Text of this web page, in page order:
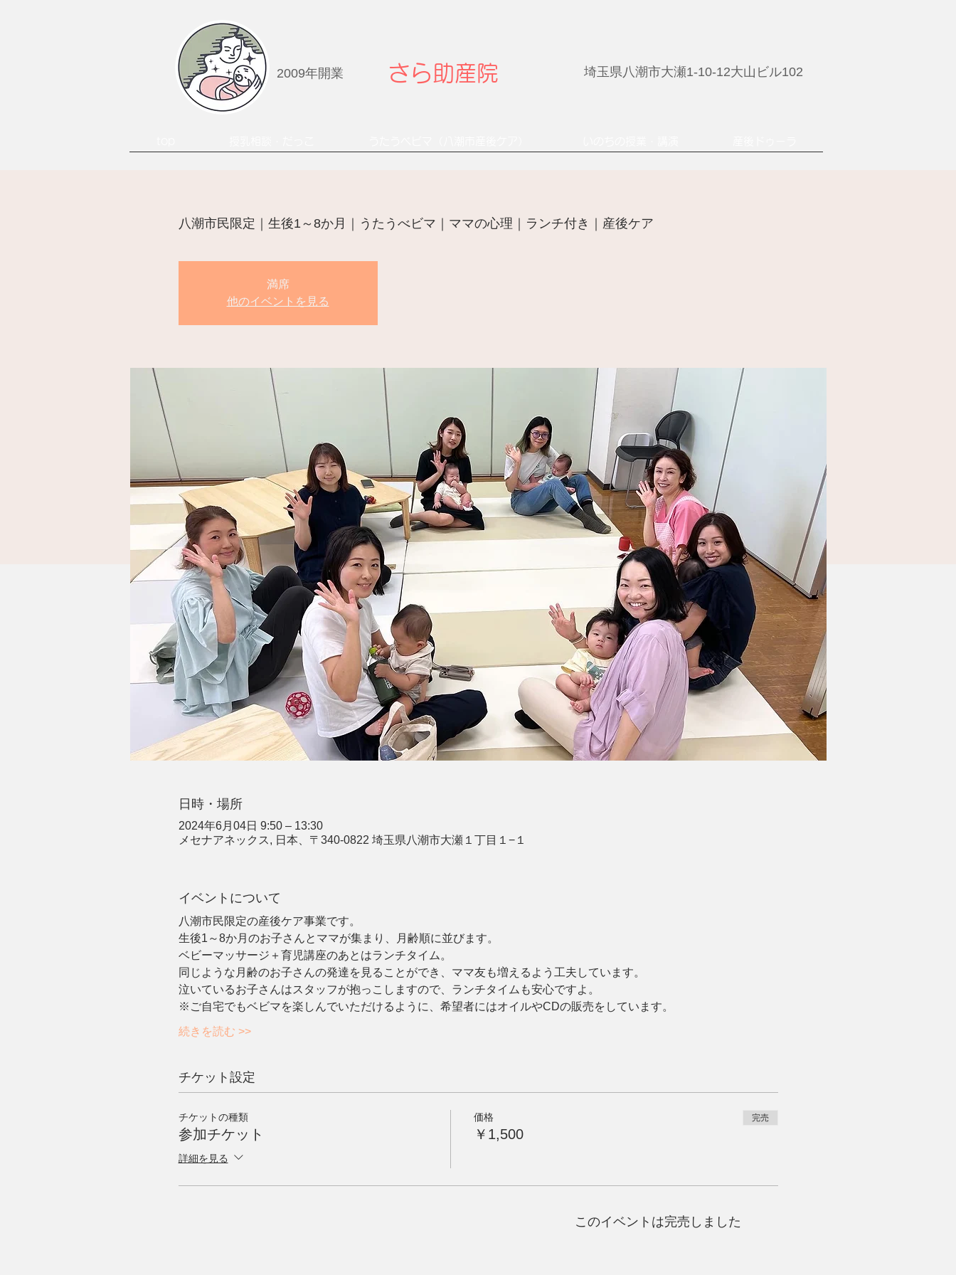
2009年開業 さら助産院 埼玉県八潮市大瀬1-10-12大山ビル102
八潮市民限定｜生後1～8か月｜うたうべビマ｜ママの心理｜ランチ付き｜産後ケア
満席
他のイベントを見る
日時・場所
2024年6月04日 9:50 – 13:30
メセナアネックス, 日本、〒340-0822 埼玉県八潮市大瀬１丁目１−１
イベントについて
八潮市民限定の産後ケア事業です。
生後1～8か月のお子さんとママが集まり、月齢順に並びます。
ベビーマッサージ＋育児講座のあとはランチタイム。
同じような月齢のお子さんの発達を見ることができ、ママ友も増えるよう工夫しています。
泣いているお子さんはスタッフが抱っこしますので、ランチタイムも安心ですよ。
※ご自宅でもベビマを楽しんでいただけるように、希望者にはオイルやCDの販売をしています。
続きを読む >>
チケット設定
チケットの種類
参加チケット
詳細を見る
価格
￥1,500
完売
このイベントは完売しました